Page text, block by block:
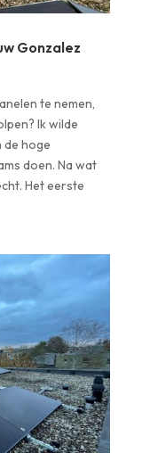
Gonzalez
te nemen,
Ik wilde
de hoge
doen. Na wat
Het eerste